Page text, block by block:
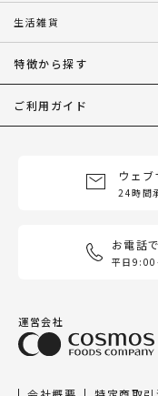
生活雑貨
特徴から探す
ご利用ガイド
ウェ
24時間
お電話
平日
運営会社